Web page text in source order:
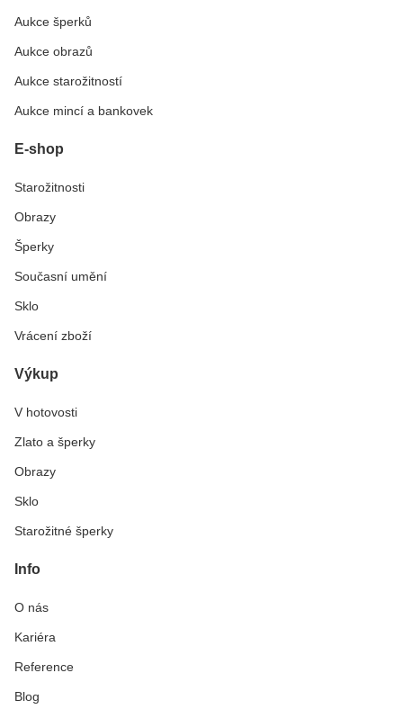
Aukce šperků
Aukce obrazů
Aukce starožitností
Aukce mincí a bankovek
E-shop
Starožitnosti
Obrazy
Šperky
Současní umění
Sklo
Vrácení zboží
Výkup
V hotovosti
Zlato a šperky
Obrazy
Sklo
Starožitné šperky
Info
O nás
Kariéra
Reference
Blog